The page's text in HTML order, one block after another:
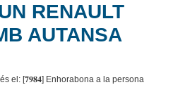
RENAULT
AUTANSA
el: [𝟕𝟗𝟖𝟒] Enhorabona a la persona